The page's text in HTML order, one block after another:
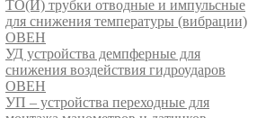
ТО(И) трубки отводные и импульсные
для снижения температуры (вибрации)
ОВЕН
УД устройства демпферные для
снижения воздействия гидроударов
ОВЕН
УП – устройства переходные для